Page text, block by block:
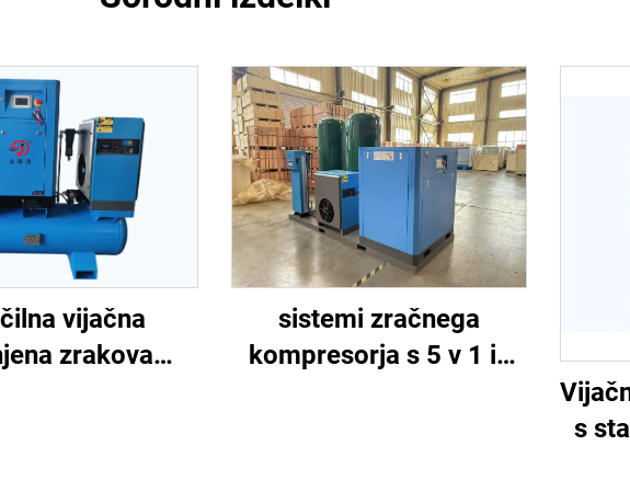
vijačna
zrakova
sistemi zračnega
kompresorja s 5 v 1 in
s